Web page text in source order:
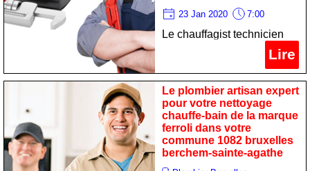
23 Jan 2020 7:00
Le chauffagist technicien
professionnel pour votre
remise en état chaudiere de
la marque de dietrich dans
votre commune 1082
bruxelles berchem-sainte-
agathe
Lire
Le plombier artisan expert
pour votre nettoyage
chauffe-bain de la marque
ferroli dans votre
commune 1082 bruxelles
berchem-sainte-agathe